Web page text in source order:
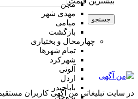
مجن
مهدی شهر
میامی
بازگشت
چهارمحال و بختیاری
تمام شهر‌ها
شهرکرد
آلونی
اردل
باباحیدر
بروجن
جستجو
در سایت تبلیغاتی من آگهی کاربران